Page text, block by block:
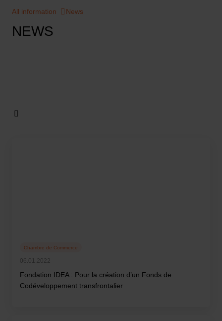
All information News
NEWS
06.01.2022
Chambre de Commerce
Fondation IDEA : Pour la création d’un Fonds de
Codéveloppement transfrontalier